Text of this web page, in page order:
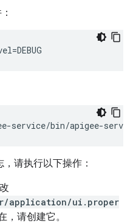
service/bin/apigee-
请执行以下操作：
application/ui.proper
，请创建它。